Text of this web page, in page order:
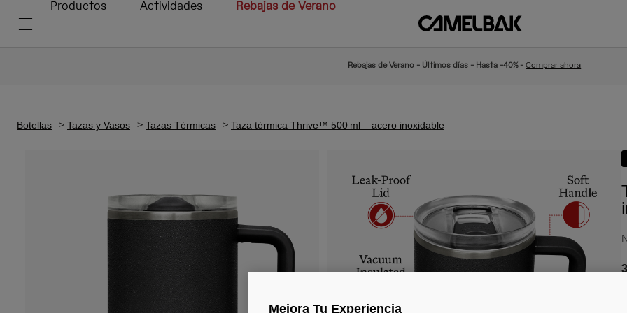
Productos Actividades Rebajas de Verano
Rebajas de Verano - Últimos días - Hasta -40% -Comprar ahora
Botellas Tazas y Vasos Tazas Térmicas Taza térmica Thrive™ 500 ml – acero inoxidable
Mejora Tu Experiencia